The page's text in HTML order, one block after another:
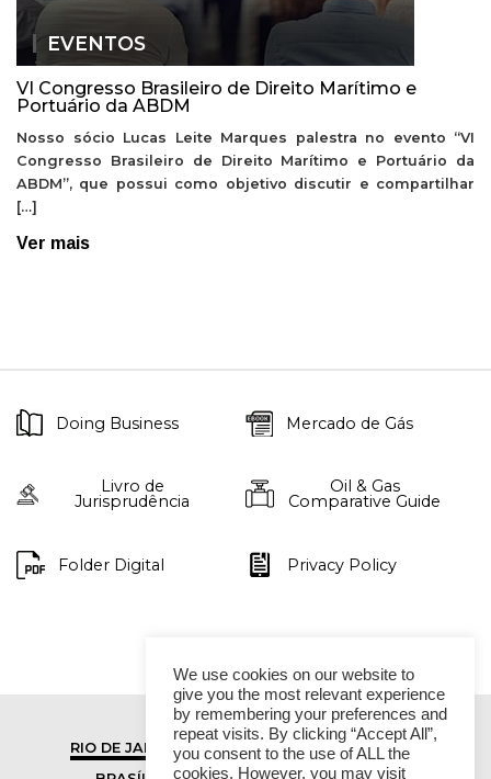
EVENTOS
VI Congresso Brasileiro de Direito Marítimo e
Portuário da ABDM
Nosso sócio Lucas Leite Marques palestra no evento “VI
Congresso Brasileiro de Direito Marítimo e Portuário da
ABDM”, que possui como objetivo discutir e compartilhar
[…]
Ver mais
Doing Business Mercado de Gás
Livro de
Jurisprudência
Oil & Gas
Comparative Guide
Folder Digital Privacy Policy
RIO DE JANEIRO
SÃO PAULO
We use cookies on our website to
give you the most relevant experience
by remembering your preferences and
repeat visits. By clicking “Accept All”,
you consent to the use of ALL the
cookies. However, you may visit